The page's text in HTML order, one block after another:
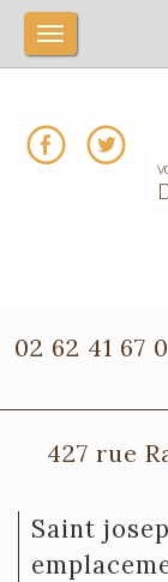
02 62 41 67
427 rue
saint joseph 97480 - terrain plat -